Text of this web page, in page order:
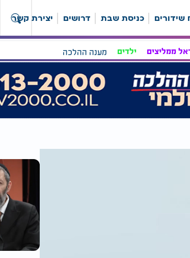
שידורים כניסת שבת דרושים יצירת קשר
ממליצים ילדים מענה ההלכה